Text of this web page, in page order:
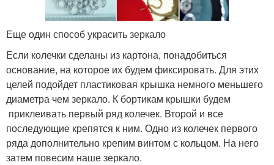
Еще один способ украсить зеркало
Если колечки сделаны из картона, понадобиться
основание, на которое их будем фиксировать. Для этих
целей подойдет пластиковая крышка немного меньшего
диаметра чем зеркало. К бортикам крышки будем
приклеивать первый ряд колечек. Второй и все
последующие крепятся к ним. Одно из колечек первого
ряда дополнительно крепим винтом с кольцом. На него
затем повесим наше зеркало.